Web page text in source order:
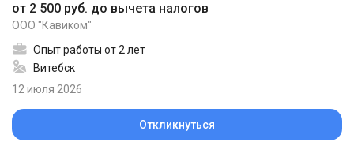
от 2 500 руб. до вычета налогов
ООО "Кавиком"
Опыт работы от 2 лет
Витебск
12 июля 2026
Откликнуться